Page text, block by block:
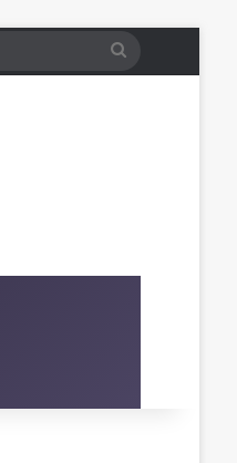
Pretraži